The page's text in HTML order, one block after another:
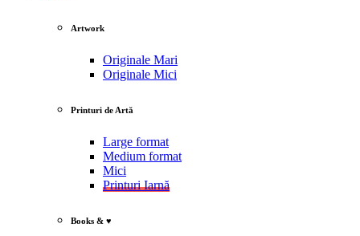
Artwork
Originale Mari
Originale Mici
Printuri de Artă
Large format
Medium format
Mici
Printuri Iarnă
Books & ♥